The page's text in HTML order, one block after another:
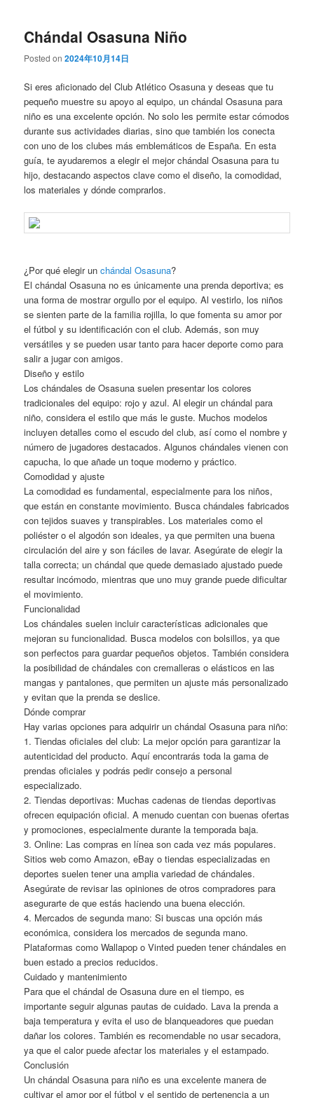
Chándal Osasuna Niño
Posted on2024年10月14日
Si eres aficionado del Club Atlético Osasuna y deseas que tu
pequeño muestre su apoyo al equipo, un chándal Osasuna para
niño es una excelente opción. No solo les permite estar cómodos
durante sus actividades diarias, sino que también los conecta
con uno de los clubes más emblemáticos de España. En esta
guía, te ayudaremos a elegir el mejor chándal Osasuna para tu
hijo, destacando aspectos clave como el diseño, la comodidad,
los materiales y dónde comprarlos.
¿Por qué elegir unchándal Osasuna?
El chándal Osasuna no es únicamente una prenda deportiva; es
una forma de mostrar orgullo por el equipo. Al vestirlo, los niños
se sienten parte de la familia rojilla, lo que fomenta su amor por
el fútbol y su identificación con el club. Además, son muy
versátiles y se pueden usar tanto para hacer deporte como para
salir a jugar con amigos.
Diseño y estilo
Los chándales de Osasuna suelen presentar los colores
tradicionales del equipo: rojo y azul. Al elegir un chándal para
niño, considera el estilo que más le guste. Muchos modelos
incluyen detalles como el escudo del club, así como el nombre y
número de jugadores destacados. Algunos chándales vienen con
capucha, lo que añade un toque moderno y práctico.
Comodidad y ajuste
La comodidad es fundamental, especialmente para los niños,
que están en constante movimiento. Busca chándales fabricados
con tejidos suaves y transpirables. Los materiales como el
poliéster o el algodón son ideales, ya que permiten una buena
circulación del aire y son fáciles de lavar. Asegúrate de elegir la
talla correcta; un chándal que quede demasiado ajustado puede
resultar incómodo, mientras que uno muy grande puede dificultar
el movimiento.
Funcionalidad
Los chándales suelen incluir características adicionales que
mejoran su funcionalidad. Busca modelos con bolsillos, ya que
son perfectos para guardar pequeños objetos. También considera
la posibilidad de chándales con cremalleras o elásticos en las
mangas y pantalones, que permiten un ajuste más personalizado
y evitan que la prenda se deslice.
Dónde comprar
Hay varias opciones para adquirir un chándal Osasuna para niño:
1. Tiendas oficiales del club: La mejor opción para garantizar la
autenticidad del producto. Aquí encontrarás toda la gama de
prendas oficiales y podrás pedir consejo a personal
especializado.
2. Tiendas deportivas: Muchas cadenas de tiendas deportivas
ofrecen equipación oficial. A menudo cuentan con buenas ofertas
y promociones, especialmente durante la temporada baja.
3. Online: Las compras en línea son cada vez más populares.
Sitios web como Amazon, eBay o tiendas especializadas en
deportes suelen tener una amplia variedad de chándales.
Asegúrate de revisar las opiniones de otros compradores para
asegurarte de que estás haciendo una buena elección.
4. Mercados de segunda mano: Si buscas una opción más
económica, considera los mercados de segunda mano.
Plataformas como Wallapop o Vinted pueden tener chándales en
buen estado a precios reducidos.
Cuidado y mantenimiento
Para que el chándal de Osasuna dure en el tiempo, es
importante seguir algunas pautas de cuidado. Lava la prenda a
baja temperatura y evita el uso de blanqueadores que puedan
dañar los colores. También es recomendable no usar secadora,
ya que el calor puede afectar los materiales y el estampado.
Conclusión
Un chándal Osasuna para niño es una excelente manera de
cultivar el amor por el fútbol y el sentido de pertenencia a un